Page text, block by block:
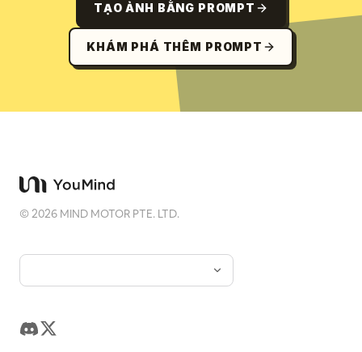
TẠO ẢNH BẰNG PROMPT
KHÁM PHÁ THÊM PROMPT
©2026 MIND MOTOR PTE. LTD.